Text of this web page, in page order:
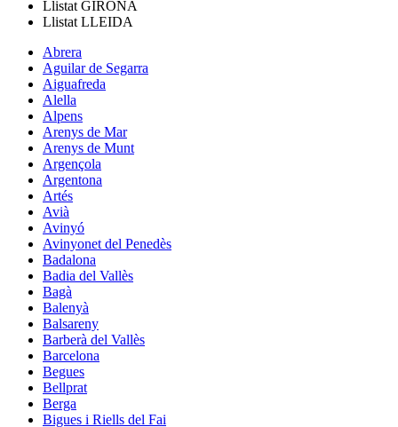
Llistat GIRONA
Llistat LLEIDA
Abrera
Aguilar de Segarra
Aiguafreda
Alella
Alpens
Arenys de Mar
Arenys de Munt
Argençola
Argentona
Artés
Avià
Avinyó
Avinyonet del Penedès
Badalona
Badia del Vallès
Bagà
Balenyà
Balsareny
Barberà del Vallès
Barcelona
Begues
Bellprat
Berga
Bigues i Riells del Fai